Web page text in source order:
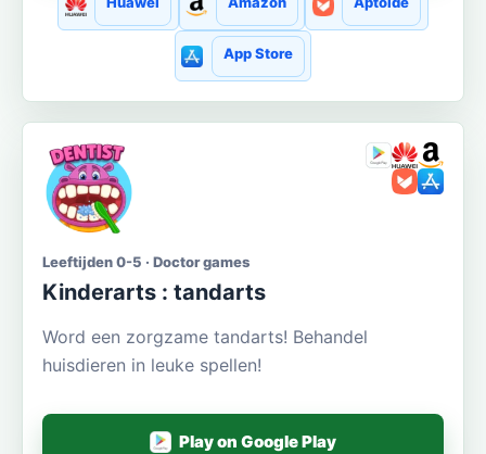
App Store
Leeftijden 0-5 · Doctor games
Kinderarts : tandarts
Word een zorgzame tandarts! Behandel
huisdieren in leuke spellen!
Play on Google Play